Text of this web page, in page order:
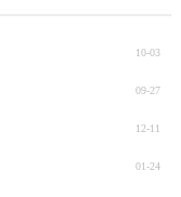
10-03
09-27
12-11
01-24